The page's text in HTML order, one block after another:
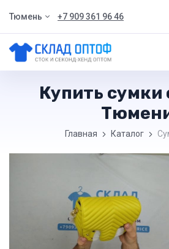
Тюмень +7 909 361 96 46
Купить сумки
Главная Каталог